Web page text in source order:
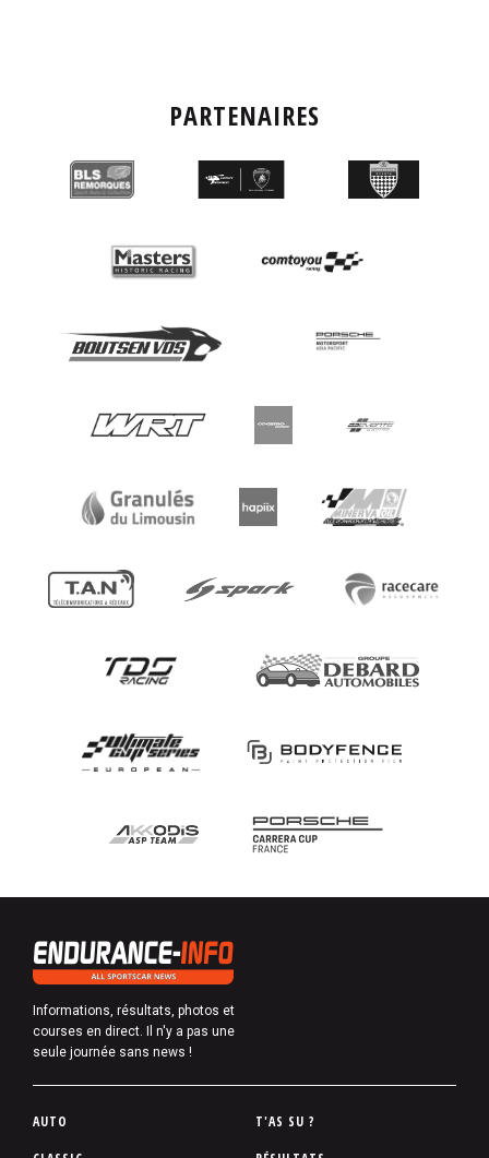
PARTENAIRES
Informations, résultats, photos et
courses en direct. Il n'y a pas une
seule journée sans news !
P
AUTO
T'AS SU ?